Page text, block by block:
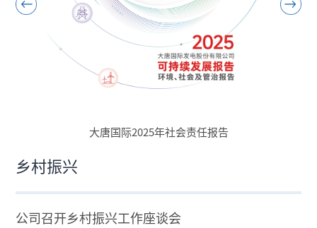
大唐国际2025年社会责任报告
乡村振兴
公司召开乡村振兴工作座谈会